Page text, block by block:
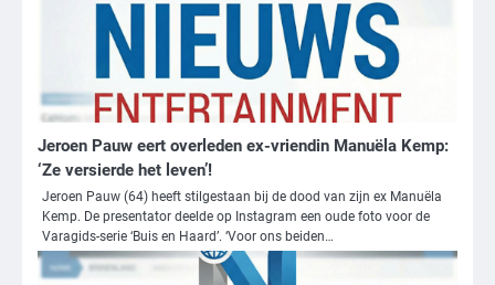
Jeroen Pauw eert overleden ex-vriendin Manuëla Kemp:
‘Ze versierde het leven’!
Jeroen Pauw (64) heeft stilgestaan bij de dood van zijn ex Manuëla
Kemp. De presentator deelde op Instagram een oude foto voor de
Varagids-serie ‘Buis en Haard’. ‘Voor ons beiden…